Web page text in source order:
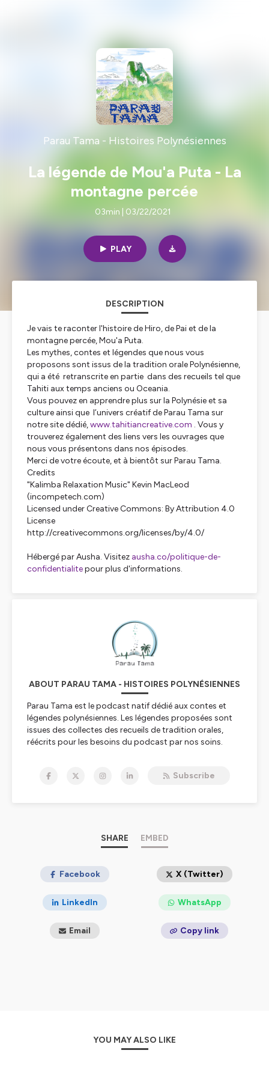
Parau Tama - Histoires Polynésiennes
La légende de Mou'a Puta - La
montagne percée
03min | 03/22/2021
PLAY
DESCRIPTION
Je vais te raconter l'histoire de Hiro, de Pai et de la
montagne percée, Mou'a Puta.
Les mythes, contes et légendes que nous vous
proposons sont issus de la tradition orale Polynésienne,
qui a été retranscrite en partie dans des recueils tel que
Tahiti aux temps anciens ou Oceania.
Vous pouvez en apprendre plus sur la Polynésie et sa
culture ainsi que l’univers créatif de Parau Tama sur
notre site dédié,www.tahitiancreative.com . Vous y
trouverez également des liens vers les ouvrages que
nous vous présentons dans nos épisodes.
Merci de votre écoute, et à bientôt sur Parau Tama.
Credits
"Kalimba Relaxation Music" Kevin MacLeod
(incompetech.com)
Licensed under Creative Commons: By Attribution 4.0
License
http://creativecommons.org/licenses/by/4.0/
Hébergé par Ausha. Visitez ausha.co/politique-de-
confidentialitepour plus d'informations.
ABOUT PARAU TAMA - HISTOIRES POLYNÉSIENNES
Parau Tama est le podcast natif dédié aux contes et
légendes polynésiennes. Les légendes proposées sont
issues des collectes des recueils de tradition orales,
réécrits pour les besoins du podcast par nos soins.
concepts polynésiens.
Hébergé par Ausha. Visitez
ausha.co/politique-de-
pour plus d'informations.
Subscribe
SHARE EMBED
Facebook X (Twitter)
LinkedIn WhatsApp
Email Copy link
YOU MAY ALSO LIKE